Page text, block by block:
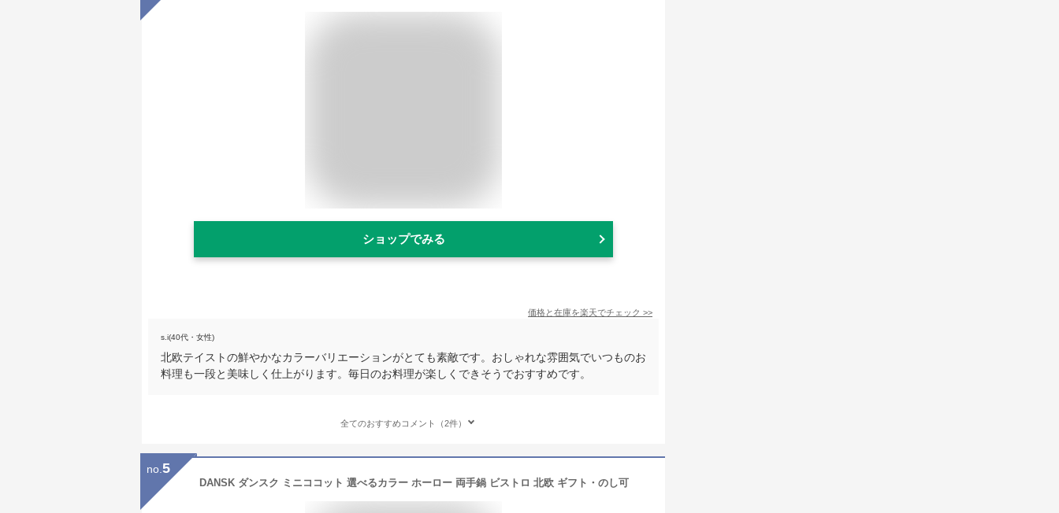
ショップでみる
価格と在庫を楽天でチェック >>
s.i(40代・女性)
北欧テイストの鮮やかなカラーバリエーションがとても素敵です。おしゃれな雰囲気でいつものお
料理も一段と美味しく仕上がります。毎日のお料理が楽しくできそうでおすすめです。
全てのおすすめコメント（2件）
no. 5
DANSK ダンスク ミニココット 選べるカラー ホーロー 両手鍋 ビストロ 北欧 ギフト・のし可